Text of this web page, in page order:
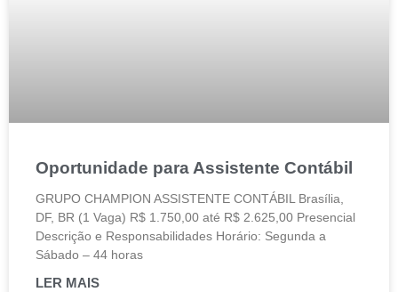
Oportunidade para Assistente Contábil
GRUPO CHAMPION ASSISTENTE CONTÁBIL Brasília,
DF, BR (1 Vaga) R$ 1.750,00 até R$ 2.625,00 Presencial
Descrição e Responsabilidades Horário: Segunda a
Sábado – 44 horas
LER MAIS